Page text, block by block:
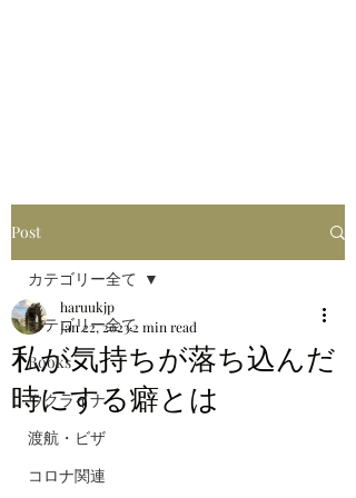
Post
カテゴリー全て
Books
ウクライナ
渡航・ビザ
コロナ関連
カテゴリー全て
私が気持ちが落ち込んだ
時にする癖とは
haruukjp
Jan 22, 20232 min read